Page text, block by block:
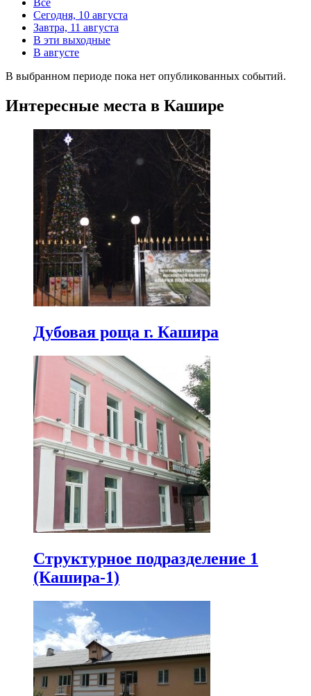
Все
Сегодня, 10 августа
Завтра, 11 августа
В эти выходные
В августе
В выбранном периоде пока нет опубликованных событий.
Интересные места в Кашире
Дубовая роща г. Кашира
Структурное подразделение 1
(Кашира-1)